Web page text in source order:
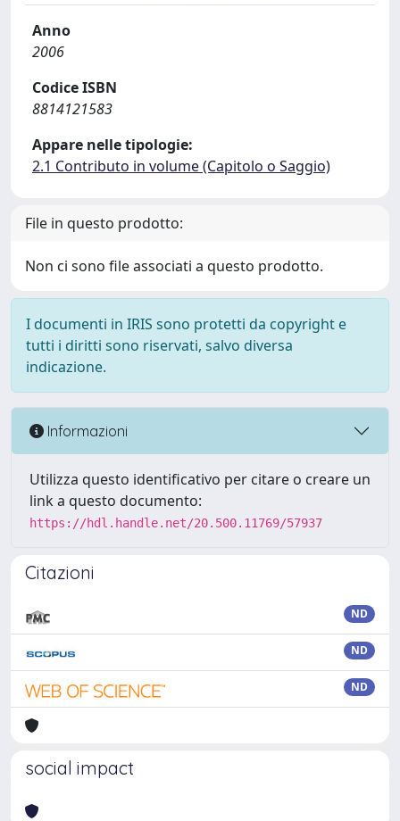
Anno
2006
Codice ISBN
8814121583
Appare nelle tipologie:
2.1 Contributo in volume (Capitolo o Saggio)
File in questo prodotto:
Non ci sono file associati a questo prodotto.
I documenti in IRIS sono protetti da copyright e
tutti i diritti sono riservati, salvo diversa
indicazione.
Informazioni
Utilizza questo identificativo per citare o creare un
link a questo documento:
https://hdl.handle.net/20.500.11769/57937
Citazioni
ND
ND
ND
social impact